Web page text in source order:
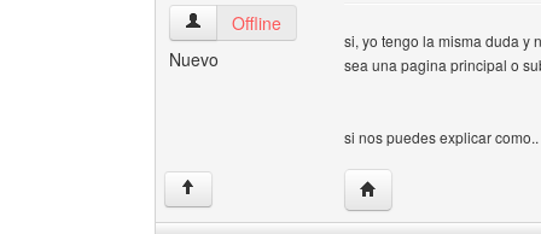
vonitasdechris Ver perfil del usuario
Offline
Nuevo
si, yo tengo la misma duda y
sea una pagina principal o
si nos puedes explicar
↑ Visitar sitio web del